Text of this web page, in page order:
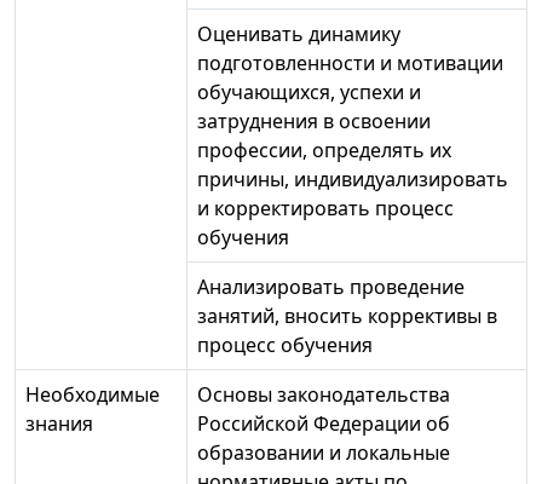
Оценивать динамику
подготовленности и мотивации
обучающихся, успехи и
затруднения в освоении
профессии, определять их
причины, индивидуализировать
и корректировать процесс
обучения
Анализировать проведение
занятий, вносить коррективы в
процесс обучения
Необходимые
знания
Основы законодательства
Российской Федерации об
образовании и локальные